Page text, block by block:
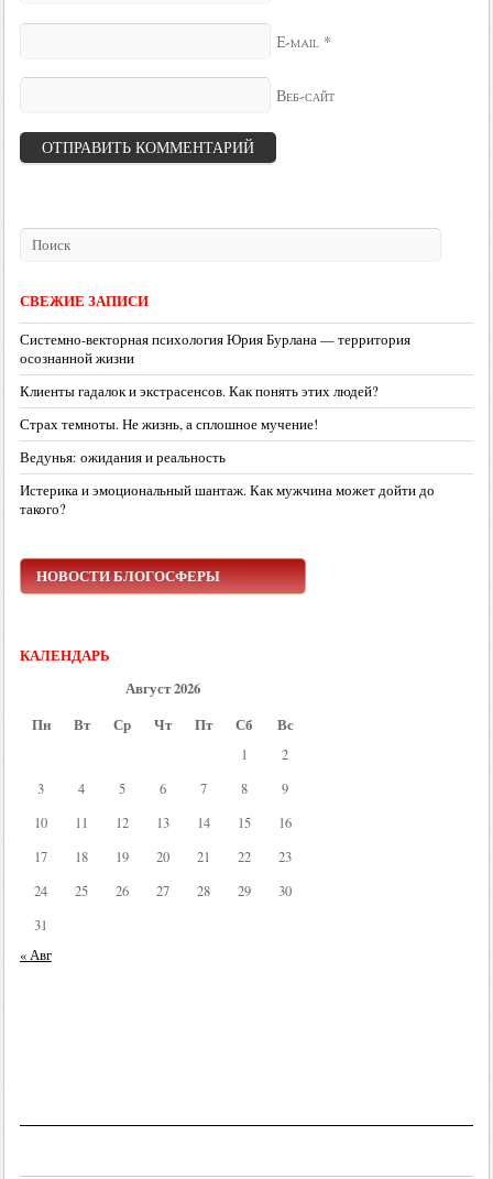
E-mail *
Веб-сайт
СВЕЖИЕ ЗАПИСИ
Системно-векторная психология Юрия Бурлана — территория
осознанной жизни
Клиенты гадалок и экстрасенсов. Как понять этих людей?
Страх темноты. Не жизнь, а сплошное мучение!
Ведунья: ожидания и реальность
Истерика и эмоциональный шантаж. Как мужчина может дойти до
такого?
НОВОСТИ БЛОГОСФЕРЫ
КАЛЕНДАРЬ
Август 2026
Пн
Вт Ср Чт Пт Сб Вс
1
2
3
4 5 6 7 8
9
10
11 12 13 14 15
16
17
18 19 20 21 22
23
24
25 26 27 28 29
30
31
« Авг